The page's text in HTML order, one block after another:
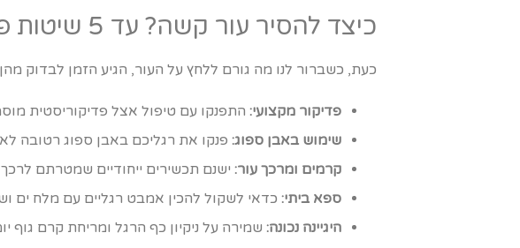
כיצד להסיר עור קשה? עד 5 שיטות פשוטות!
כעת, כשברור לנו מה גורם ללחץ על העור, הגיע הזמן לבדוק
פדיקור מקצועי: התפנקו עם טיפול אצל פדיקוריסטית
שימוש באבן ספוג: פנקו את רגליכם באבן ספוג רטובה
קרמים ומרכך עור: ישנם תכשירים ייחודיים שמטרתם
ספא ביתי: כדאי לשקול להכין אמבט רגליים עם מלח ים
היגיינה נכונה: שמירה על ניקיון כף הרגל ומריחת קרם